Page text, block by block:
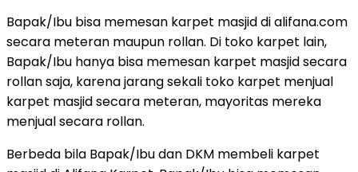
Bapak/Ibu bisa memesan karpet masjid di alifana.com
secara meteran maupun rollan. Di toko karpet lain,
Bapak/Ibu hanya bisa memesan karpet masjid secara
rollan saja, karena jarang sekali toko karpet menjual
karpet masjid secara meteran, mayoritas mereka
menjual secara rollan.
Berbeda bila Bapak/Ibu dan DKM membeli karpet